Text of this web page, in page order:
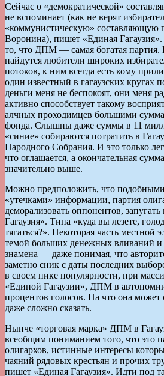
Сейчас о «демократической»
не вспоминает (как не верят
«коммунистическую» составляющую
Воронина), пишет «Единая
то, что ДПМ — самая богатая партия.
найдутся любители широких
потоков, к ним всегда есть кому
один известный в гагаузских кругах
деньги меня не беспокоят, они меня
активно способствует такому
алчных проходимцев большими
фонда. Слышны даже суммы в 11
«синие» собираются потратить в
Народного Собрания. И это только
что оглашается, а окончательная
значительно выше.
Можно предположить, что
«утечками» информации, партия
деморализовать оппонентов,
Гагаузия». Типа «куда вы лезете,
тягаться?». Некоторая часть местной
темой больших денежных вливаний и
знамена — даже понимая, что
заметно сник с даты последних
в своем пике популярности, при
«Единой Гагаузии», ДПМ в
процентов голосов. На что она может
даже сложно сказать.
Нынче «торговая марка» ДПМ в
всеобщим пониманием того, что это
олигархов, истинные интересы
чаяний рядовых крестьян и прочих
пишет «Единая Гагаузия». Идти под